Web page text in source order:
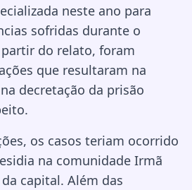
neste ano para
sofridas durante o
do relato, foram
que resultaram na
decretação da prisão
os casos teriam ocorrido
na comunidade Irmã
capital. Além das